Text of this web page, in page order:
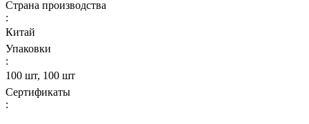
Страна производства
:
Китай
Упаковки
:
100 шт, 100 шт
Сертификаты
: